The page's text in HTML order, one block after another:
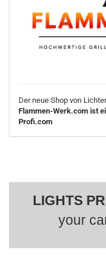
Der neue Shop von
Flammen-Werk.com ist
Profi.com
LIGHTS
your